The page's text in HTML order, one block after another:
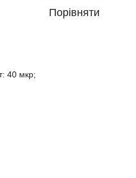
Порівняти
40 мкр;